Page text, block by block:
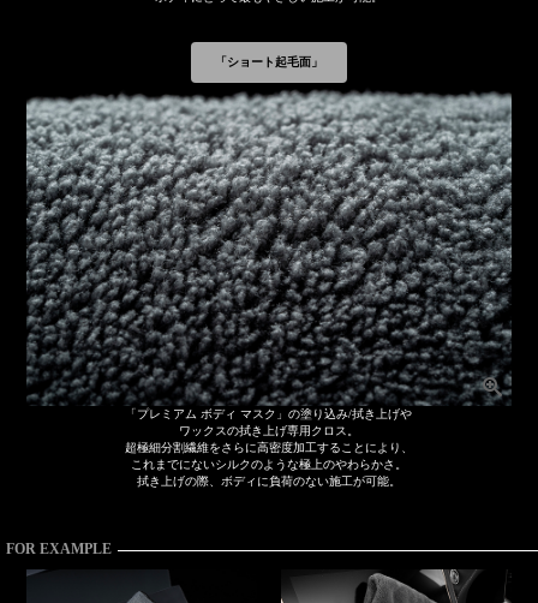
「ショート起毛面」
「プレミアム ボディ マスク」の塗り込み/拭き上げや
ワックスの拭き上げ専用クロス。
超極細分割繊維をさらに高密度加工することにより、
これまでにないシルクのような極上のやわらかさ。
拭き上げの際、ボディに負荷のない施工が可能。
FOR EXAMPLE